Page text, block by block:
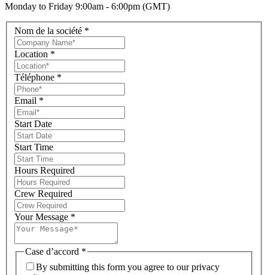
Monday to Friday 9:00am - 6:00pm (GMT)
Nom de la société *
Location *
Téléphone *
Email *
Start Date
Start Time
Hours Required
Crew Required
Your Message *
Case d’accord *
By submitting this form you agree to our privacy